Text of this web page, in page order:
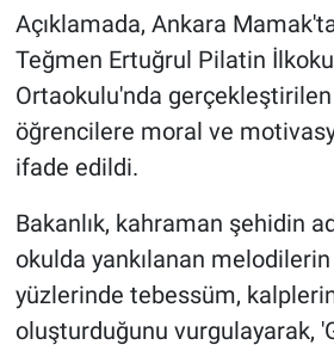
Açıklamada, Ankara
Teğmen Ertuğrul Pilatin
Ortaokulu'nda
öğrencilere moral ve
ifade edildi.
Bakanlık, kahraman şehidin
okulda yankılanan melodilerin
yüzlerinde tebessüm,
oluşturduğunu vurgulayarak,